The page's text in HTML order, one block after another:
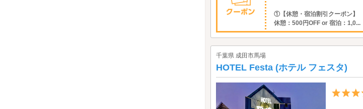
①【休憩・宿泊割引クーポン】
休憩：500円OFF or 宿泊：1,0...
千葉県 成田市馬場
HOTEL Festa (ホテル フェスタ)